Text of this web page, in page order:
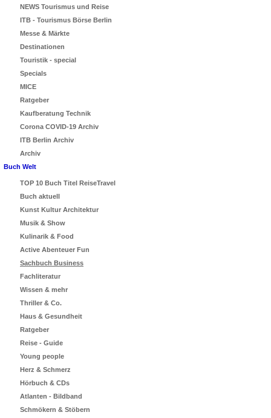
NEWS Tourismus und Reise
ITB - Tourismus Börse Berlin
Messe & Märkte
Destinationen
Touristik - special
Specials
MICE
Ratgeber
Kaufberatung Technik
Corona COVID-19 Archiv
ITB Berlin Archiv
Archiv
Buch Welt
TOP 10 Buch Titel ReiseTravel
Buch aktuell
Kunst Kultur Architektur
Musik & Show
Kulinarik & Food
Active Abenteuer Fun
Sachbuch Business
Fachliteratur
Wissen & mehr
Thriller & Co.
Haus & Gesundheit
Ratgeber
Reise - Guide
Young people
Herz & Schmerz
Hörbuch & CDs
Atlanten - Bildband
Schmökern & Stöbern